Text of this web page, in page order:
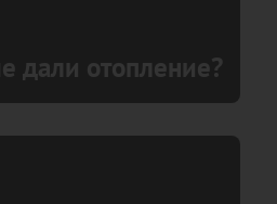
дали отопление?